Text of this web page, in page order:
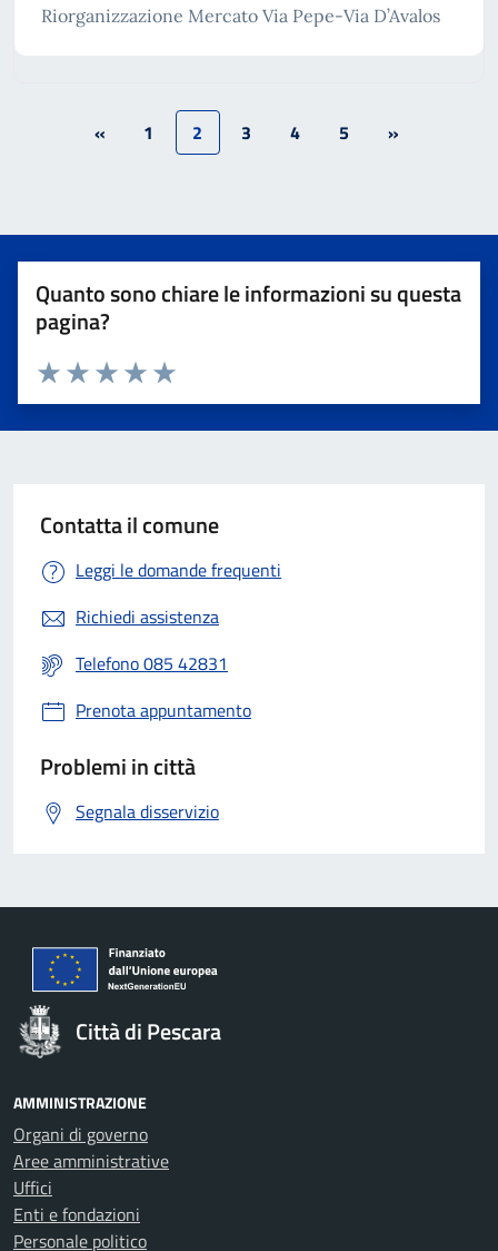
Riorganizzazione Mercato Via Pepe-Via D’Avalos
« 1 2 3 4 5 »
Quanto sono chiare le informazioni su questa
pagina?
Valuta 5 stelle su 5
Valuta 4 stelle su 5
Valuta 3 stelle su 5
Valuta 2 stelle su 5
Valuta 1 stelle su 5
Contatta il comune
Leggi le domande frequenti
Richiedi assistenza
Telefono 085 42831
Prenota appuntamento
Problemi in città
Segnala disservizio
Città di Pescara
AMMINISTRAZIONE
Organi di governo
Aree amministrative
Uffici
Enti e fondazioni
Personale politico